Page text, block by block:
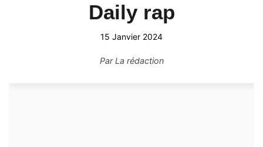
Daily rap
15 Janvier 2024
ParLa rédaction